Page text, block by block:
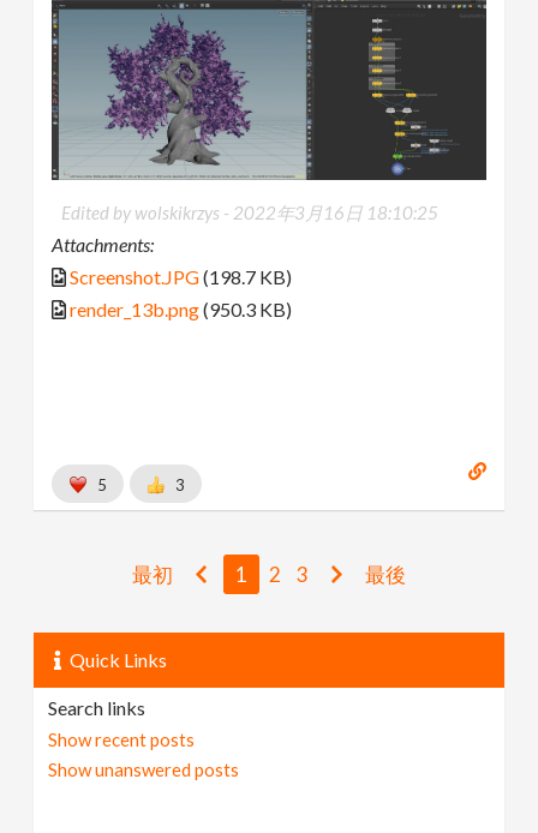
Edited by wolskikrzys - 2022年3月16日 18:10:25
Attachments:
Screenshot.JPG(198.7 KB)
render_13b.png(950.3 KB)
5 3
最初 1 2 3 最後
Quick Links
Search links
Show recent posts
Show unanswered posts